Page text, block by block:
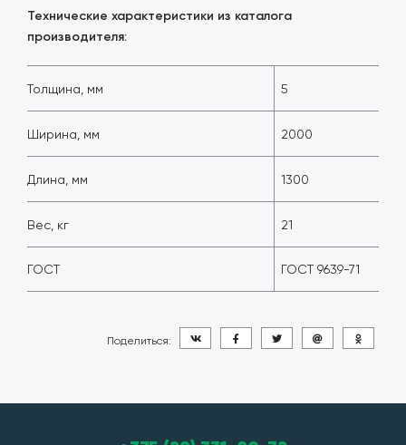
Технические характеристики из каталога
производителя:
Толщина, мм 5
Ширина, мм 2000
Длина, мм 1300
Вес, кг 21
ГОСТ ГОСТ 9639-71
Поделиться: